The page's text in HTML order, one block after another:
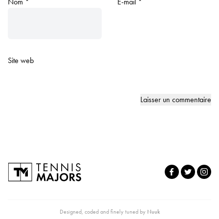
Site web
Designed, coded and finely tuned by Nuuk